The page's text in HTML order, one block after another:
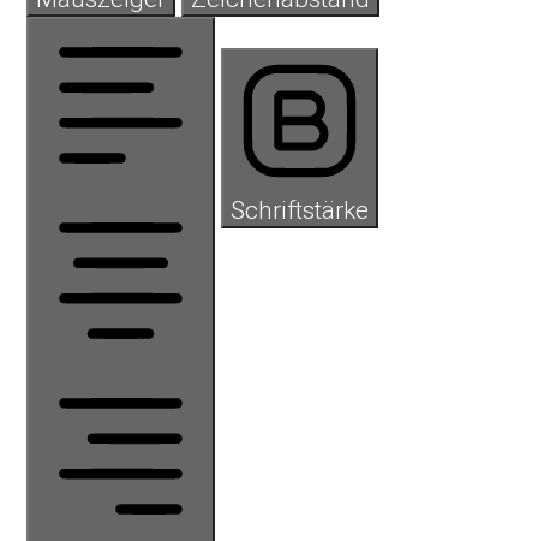
Schriftstärke